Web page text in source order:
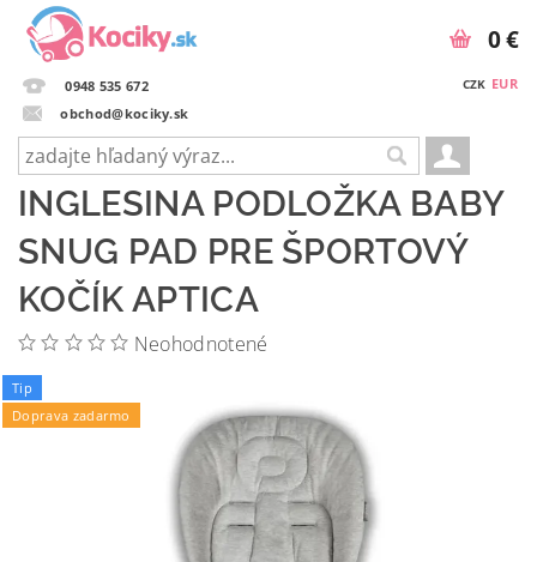
0948 535 672
obchod@kociky.sk
CZK EUR
0 €
INGLESINA PODLOŽKA BABY
SNUG PAD PRE ŠPORTOVÝ
KOČÍK APTICA
Neohodnotené
Tip
Doprava zadarmo